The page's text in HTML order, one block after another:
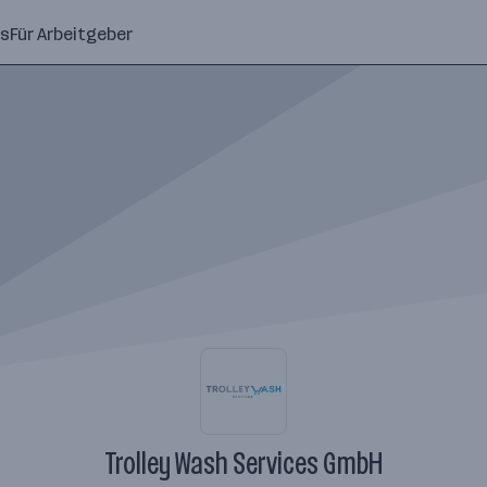
Für Arbeitgeber
Trolley Wash Services GmbH